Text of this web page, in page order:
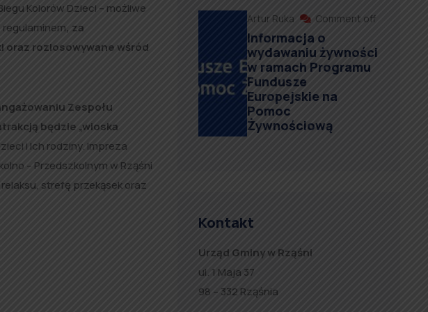
Kolorów Dzieci – możliwe
, za
oraz rozlosowywane wśród
Zespołu
będzie „wioska
i Ich rodziny. Impreza
– Przedszkolnym w Rząśni
strefę przekąsek oraz
Artur Ruka Comment off
Informacja o
wydawaniu żywności
w ramach Programu
Fundusze
Europejskie na
Pomoc
Żywnościową
Kontakt
Urząd Gminy w Rząśni
ul. 1 Maja 37
98 – 332 Rząśnia